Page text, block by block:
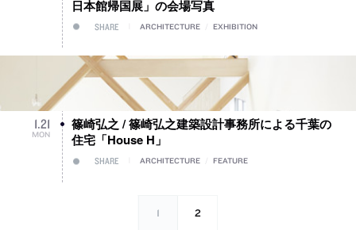
日本館帰国展」の会場写真
SHARE ARCHITECTURE EXHIBITION
1.21
MON
篠崎弘之 / 篠崎弘之建築設計事務所による千葉の
住宅「House H」
SHARE ARCHITECTURE FEATURE
1 2